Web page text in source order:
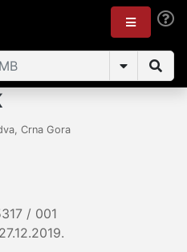
, Crna Gora
/ 001
27.12.2019.